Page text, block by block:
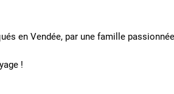
en Vendée, par une famille
!